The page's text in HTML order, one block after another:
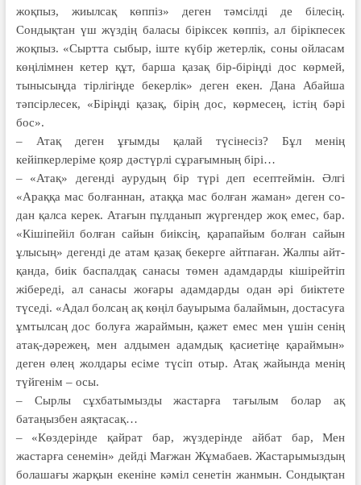
жоқпыз, жиылсақ көппіз» деген тәмсілді де білесің.
Сондықтан үш жүздің баласы біріксек көппіз, ал бірікпесек
жоқпыз. «Сыртта сыбыр, іште күбір жетерлік, соны ойласам
көңілімнен кетер құт, барша қазақ бір-біріңді дос көрмей,
тынысыңда тірлігіңде бекерлік» деген екен. Дана Абайша
тәпсірлесек, «Біріңді қазақ, бірің дос, көрмесең, істің бәрі
бос».
– Атақ деген ұғымды қалай түсінесіз? Бұл менің
кейіпкерлеріме қояр дәстүрлі сұрағымның бірі…
– «Атақ» дегенді аурудың бір түрі деп есептеймін. Әлгі
«Араққа мас болғаннан, атаққа мас болған жаман» деген со­
дан қалса керек. Атағын пұлда­нып жүргендер жоқ емес, бар.
«Кішіпейіл болған сайын биік­сің, қарапайым болған сайын
ұлысың» дегенді де атам қазақ бекерге айтпаған. Жалпы айт­
қанда, биік баспалдақ санасы төмен адамдарды кішірейтіп
жібереді, ал санасы жоғары адамдарды одан әрі биіктете
түседі. «Адал болсаң ақ көңіл бауырыма балаймын, достасуға
ұмтылсаң дос болуға жараймын, қажет емес мен үшін сенің
атақ-дәрежең, мен алдымен адамдық қасиетіңе қараймын»
деген өлең жолдары есіме түсіп отыр. Атақ жайында менің
түйгенім – осы.
– Сырлы сұхбатымызды жастарға тағылым болар ақ
батаңызбен аяқтасақ…
– «Көздерінде қайрат бар, жүздерінде айбат бар, Мен
жастарға сенемін» дейді Мағжан Жұмабаев. Жастарымыздың
болашағы жарқын екеніне кәміл сенетін жанмын. Сондықтан